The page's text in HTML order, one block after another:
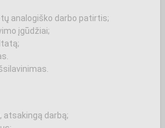
analogiško darbo patirtis;
įgūdžiai;
atsakingą darbą;